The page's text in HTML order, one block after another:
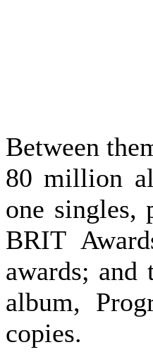
Between
80 million
one
BRIT
awards;
album,
copies.